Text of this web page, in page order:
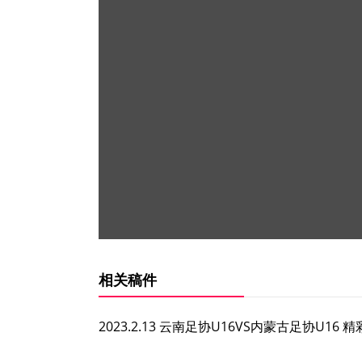
相关稿件
2023.2.13 云南足协U16VS内蒙古足协U16 精